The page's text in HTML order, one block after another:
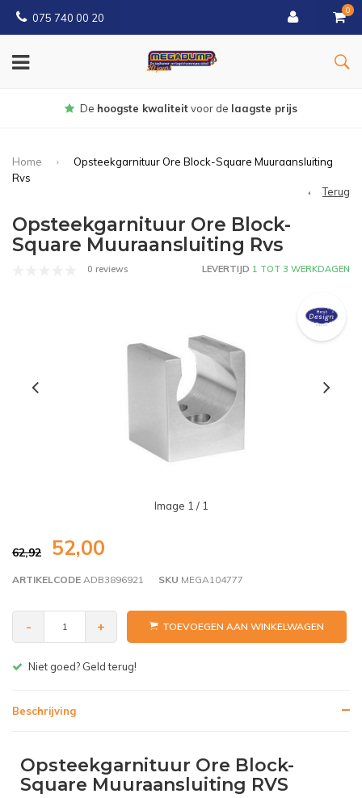
075 740 00 20
0
Gratisbezorgd vanaf € 150
Home
Opsteekgarnituur Ore Block-Square Muuraansluiting
Rvs
Terug
Opsteekgarnituur Ore Block-
Square Muuraansluiting Rvs
0 reviews LEVERTIJD 1 TOT 3 WERKDAGEN
Image 1 / 1
62,92 52,00
ARTIKELCODE ADB3896921 SKU MEGA104777
- + TOEVOEGEN AAN WINKELWAGEN
Gratis bezorgen v.a. € 150,- (NL)
Beschrijving
Opsteekgarnituur Ore Block-
Square Muuraansluiting RVS